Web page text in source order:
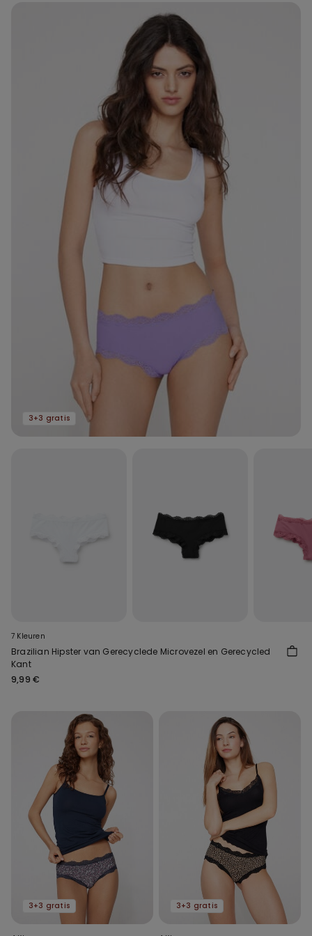
3+3 gratis
7 Kleuren
Brazilian Hipster van Gerecyclede Microvezel en Gerecycled
Kant
9,99 €
3+3 gratis 3+3 gratis